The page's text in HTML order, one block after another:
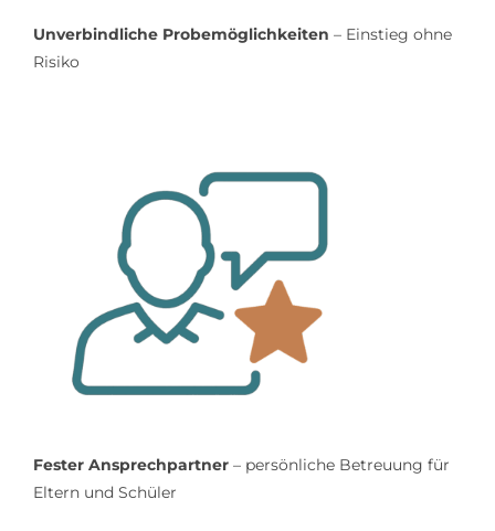
Unverbindliche Probemöglichkeiten – Einstieg ohne
Risiko
Fester Ansprechpartner– persönliche Betreuung für
Eltern und Schüler